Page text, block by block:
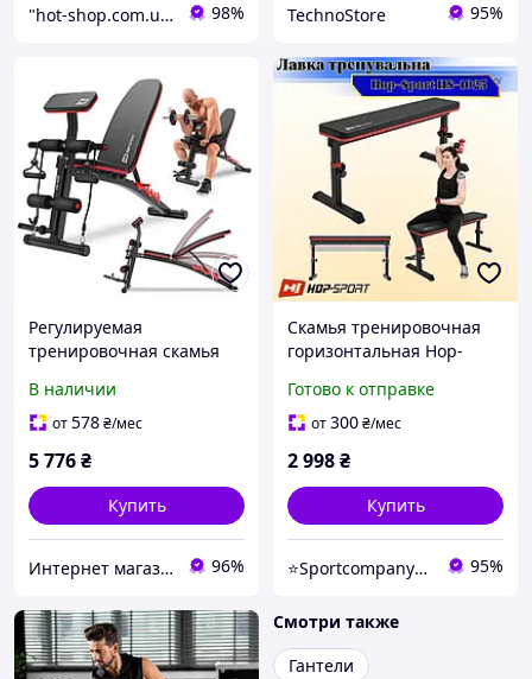
"hot-shop.com.ua" - интернет-магазин товаров для кухни, спорта, дома и сада 98% TechnoStore 95%
Регулируемая
тренировочная скамья
жимом для ног,
проповедником и
В наличии
от578₴/мес
5 776₴
Купить
Интернет магазин Store7 96%
Скамья тренировочная
горизонтальная Hop-
жима стальная
конструкция регулировка
Готово к отправке
от300₴/мес
2 998₴
Купить
⭐️Sportcompany⭐️ Інтернет магазин спортивних товарів⭐️ 95%
Смотри также
Гантели